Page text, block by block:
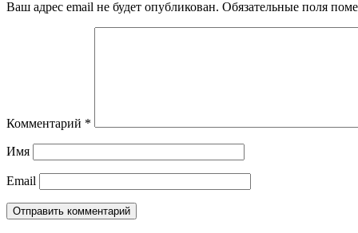
Ваш адрес email не будет опубликован. Обязательные поля
Комментарий *
Имя
Email